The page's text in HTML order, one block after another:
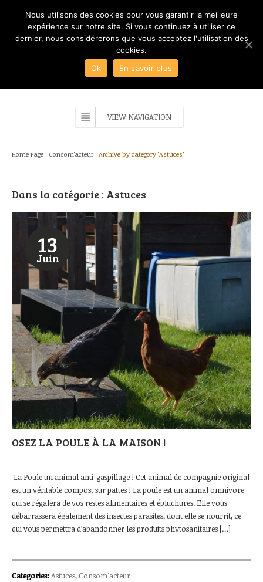
VIEW NAVIGATION
Home Page | Consom'acteur | Archive by category "Astuces"
Dans la catégorie : Astuces
13
Juin
OSEZ LA POULE À LA MAISON !
La Poule un animal anti-gaspillage ! Cet animal de compagnie original
est un véritable compost sur pattes ! La poule est un animal omnivore
qui se régalera de vos restes alimentaires et épluchures. Elle vous
débarrassera également des insectes parasites, dont elle se nourrit, ce
qui vous permettra d’abandonner les produits phytosanitaires […]
Categories:Astuces, Consom'acteur
Nous utilisons des cookies pour vous garantir la meilleure
expérience sur notre site. Si vous continuez à utiliser ce
dernier, nous considérerons que vous acceptez l'utilisation des
cookies.
Ok
En savoir plus